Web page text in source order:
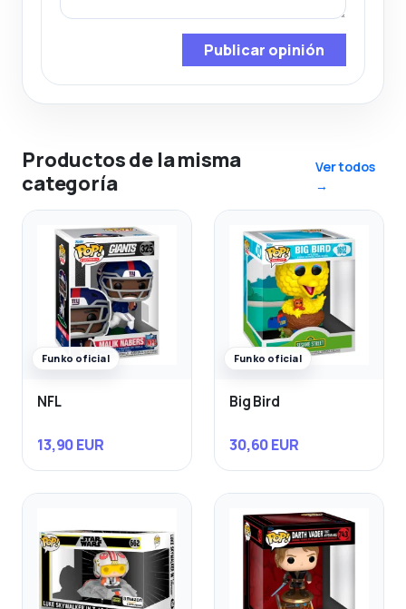
Publicar opinión
Productos de la misma
categoría
Ver todos
→
Funko oficial
NFL
13,90 EUR
Funko oficial
Big Bird
30,60 EUR